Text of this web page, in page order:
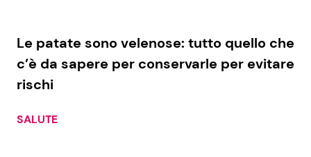
Le patate sono velenose: tutto quello che
c’è da sapere per conservarle per evitare
rischi
SALUTE